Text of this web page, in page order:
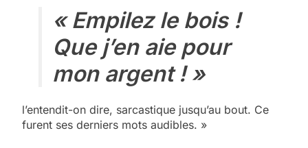
« Empilez le bois !
Que j’en aie pour
mon argent ! »
l’entendit-on dire, sarcastique jusqu’au bout. Ce
furent ses derniers mots audibles. »